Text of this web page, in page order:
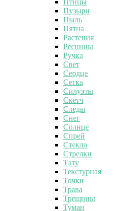
Птицы
Пузыри
Пыль
Пятна
Растения
Ресницы
Ручка
Свет
Сердце
Сетка
Силуэты
Скетч
Следы
Снег
Солнце
Спрей
Стекло
Стрелки
Тату
Текстурная
Точки
Трава
Трещины
Туман